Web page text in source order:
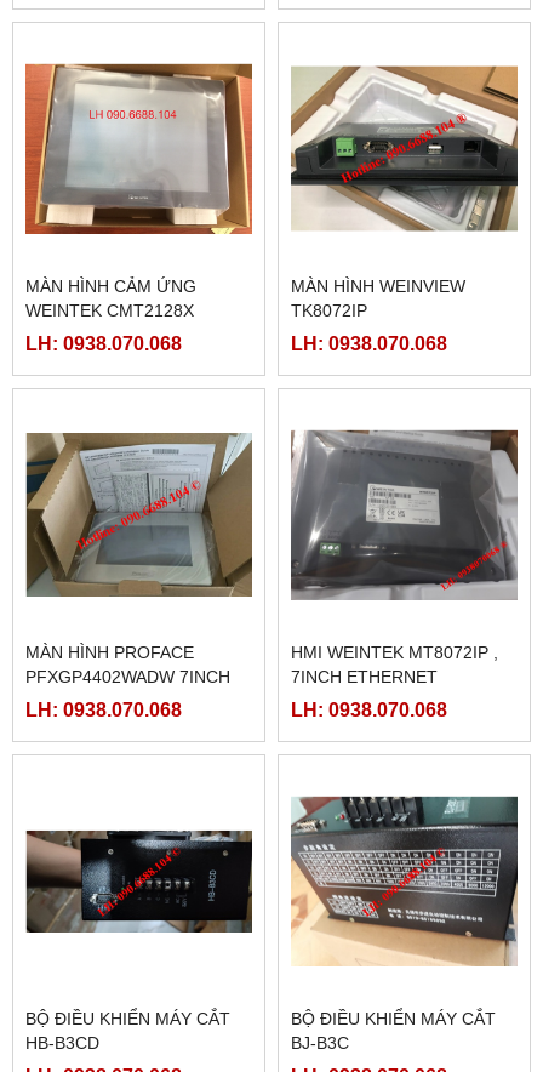
MÀN HÌNH CẢM ỨNG
WEINTEK CMT2128X
LH: 0938.070.068
MÀN HÌNH WEINVIEW
TK8072IP
LH: 0938.070.068
MÀN HÌNH PROFACE
PFXGP4402WADW 7INCH
LH: 0938.070.068
HMI WEINTEK MT8072IP ,
7INCH ETHERNET
LH: 0938.070.068
BỘ ĐIỀU KHIỂN MÁY CẮT
HB-B3CD
BỘ ĐIỀU KHIỂN MÁY CẮT
BJ-B3C